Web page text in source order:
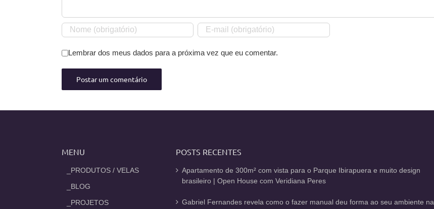
Lembrar dos meus dados para a próxima vez que eu comentar.
MENU
_PRODUTOS / VELAS
_BLOG
_PROJETOS
POSTS RECENTES
Apartamento de 300m² com vista para o Parque Ibirapuera e muito design
brasileiro | Open House com Veridiana Peres
Gabriel Fernandes revela como o fazer manual deu forma ao seu ambiente na